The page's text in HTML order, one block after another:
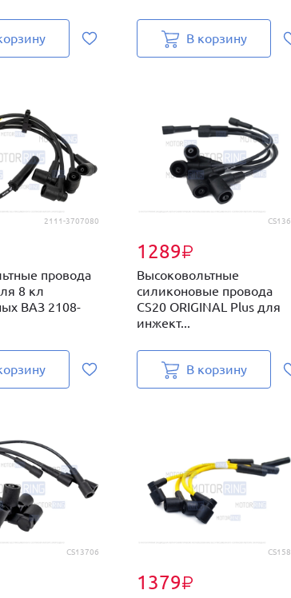
В корзину
2111-3707080
провода
8 кл
ВАЗ 2108-
1289₽
Высоковольтные
силиконовые провода
CS20 ORIGINAL Plus для
инжект...
В корзину
CS13706
1379₽